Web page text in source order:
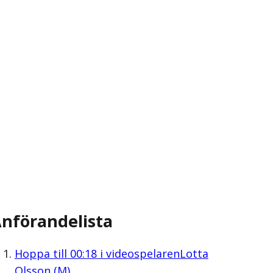
Hoppa till 00:18i videospelarenLotta